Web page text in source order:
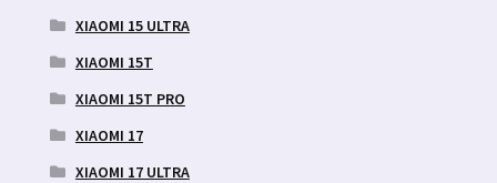
XIAOMI 15 ULTRA
XIAOMI 15T
XIAOMI 15T PRO
XIAOMI 17
XIAOMI 17 ULTRA